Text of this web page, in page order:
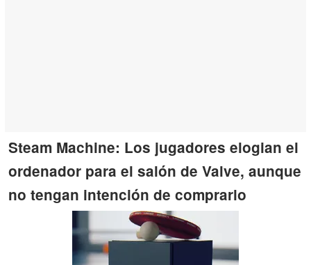
Steam Machine: Los jugadores elogian el
ordenador para el salón de Valve, aunque
no tengan intención de comprarlo